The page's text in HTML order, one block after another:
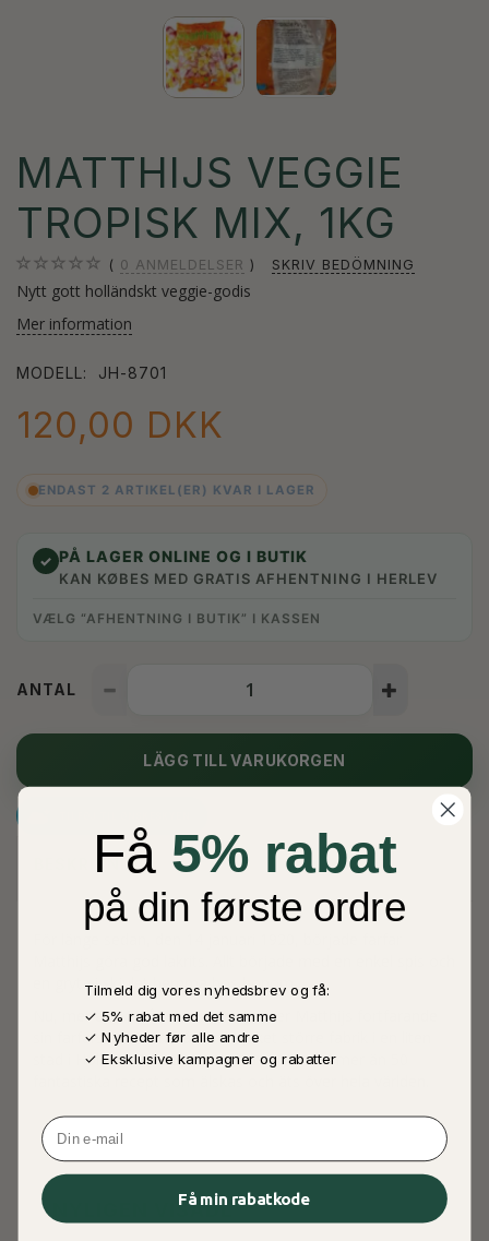
MATTHIJS VEGGIE
TROPISK MIX, 1KG
0 ANMELDELSER SKRIV BEDÖMNING
Nytt gott holländskt veggie-godis
Mer information
MODELL: JH-8701
120,00 DKK
ENDAST 2 ARTIKEL(ER) KVAR I LAGER
✓ PÅ LAGER ONLINE OG I BUTIK
KAN KØBES MED GRATIS AFHENTNING I HERLEV
VÆLG “AFHENTNING I BUTIK” I KASSEN
ANTAL
LÄGG TILL VARUKORGEN
BESKRIVNING
en gryta i skjulet hemma hos honom.
Nu, mer än 100 år senare, fortsätter Matthijs fortfarande
sin farfars tradition från en mycket större fabrik i en liten
stad i Holland. Produktionen har vuxit med mer än 50
NYLIGEN VISADE
Få 5% rabat
på din første ordre
Tilmeld dig vores nyhedsbrev og få:
✓ 5% rabat med det samme
✓ Nyheder før alle andre
✓ Eksklusive kampagner og rabatter
Email
Få min rabatkode